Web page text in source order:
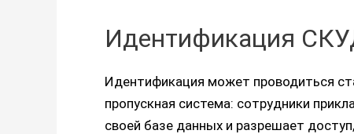
Идентификация
Идентификация может проводиться
пропускная система: сотрудники
своей базе данных и разрешает